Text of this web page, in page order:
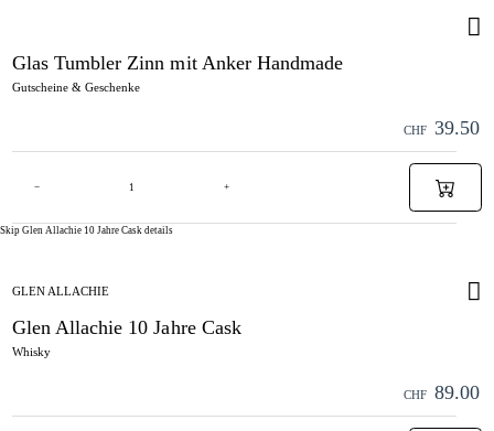
Glas Tumbler Zinn mit Anker Handmade
Gutscheine & Geschenke
CHF 39.50
− +
Skip Glen Allachie 10 Jahre Cask details
GLEN ALLACHIE
Glen Allachie 10 Jahre Cask
Whisky
CHF 89.00